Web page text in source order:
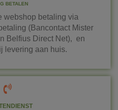
BETALEN
webshop betaling via
(Bancontact Mister
Belfius Direct Net), en
levering aan huis.